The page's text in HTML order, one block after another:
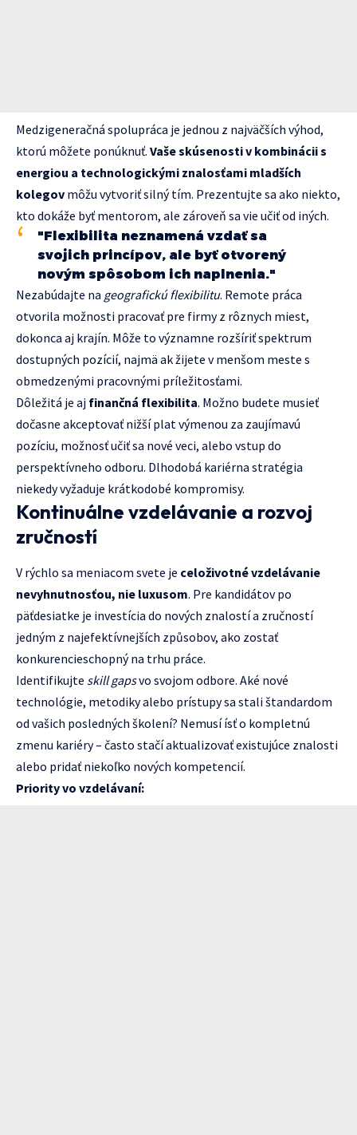
Medzigeneračná spolupráca je jednou z najväčších výhod,
ktorú môžete ponúknuť. Vaše skúsenosti v kombinácii s
energiou a technologickými znalosťami mladších
kolegov môžu vytvoriť silný tím. Prezentujte sa ako niekto,
kto dokáže byť mentorom, ale zároveň sa vie učiť od iných.
"Flexibilita neznamená vzdať sa
svojich princípov, ale byť otvorený
novým spôsobom ich naplnenia."
Nezabúdajte na geografickú flexibilitu. Remote práca
otvorila možnosti pracovať pre firmy z rôznych miest,
dokonca aj krajín. Môže to významne rozšíriť spektrum
dostupných pozícií, najmä ak žijete v menšom meste s
obmedzenými pracovnými príležitosťami.
Dôležitá je aj finančná flexibilita. Možno budete musieť
dočasne akceptovať nižší plat výmenou za zaujímavú
pozíciu, možnosť učiť sa nové veci, alebo vstup do
perspektívneho odboru. Dlhodobá kariérna stratégia
niekedy vyžaduje krátkodobé kompromisy.
Kontinuálne vzdelávanie a rozvoj
zručností
V rýchlo sa meniacom svete je celoživotné vzdelávanie
nevyhnutnosťou, nie luxusom. Pre kandidátov po
päťdesiatke je investícia do nových znalostí a zručností
jedným z najefektívnejších způsobov, ako zostať
konkurencieschopný na trhu práce.
Identifikujte skill gapsvo svojom odbore. Aké nové
technológie, metodiky alebo prístupy sa stali štandardom
od vašich posledných školení? Nemusí ísť o kompletnú
zmenu kariéry – často stačí aktualizovať existujúce znalosti
alebo pridať niekoľko nových kompetencií.
Priority vo vzdelávaní: